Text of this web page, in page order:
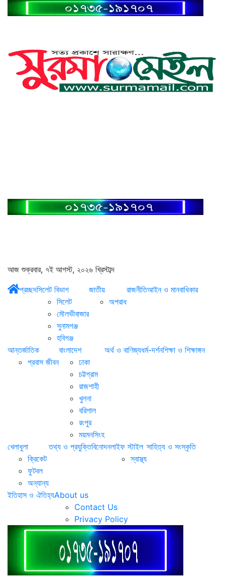
আজ শুক্রবার, ৭ই আগস্ট, ২০২৬ খ্রিস্টাব্দ
প্রচ্ছদসিলেট বিভাগ
সিলেট
মৌলভীবাজার
সুনামগঞ্জ
হবিগঞ্জ
জাতীয়
অপরাধ
রাজনীতিআইন ও মানবাধিকার
আন্তর্জাতিক
প্রবাস জীবন
বাংলাদেশ
ঢাকা
চট্টগ্রাম
রাজশাহী
খুলনা
বরিশাল
রংপুর
ময়মনসিংহ
অর্থ ও বাণিজ্যধর্ম-দর্শনশিক্ষা ও শিক্ষাঙ্গন
খেলাধুলা
ক্রিকেট
ফুটবল
অন্যান্য
তথ্য ও প্রযুক্তিবিনোদনলাইফ স্টাইল
স্বাস্থ্য
সাহিত্য ও সংস্কৃতি
ইতিহাস ও ঐতিহ্যAbout us
Contact Us
Privacy Policy